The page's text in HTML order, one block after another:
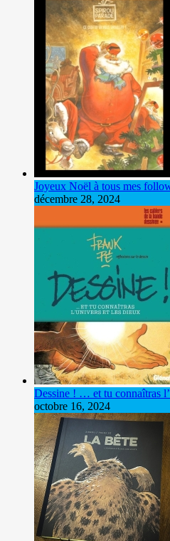
Joyeux Noël à tous mes
décembre 28, 2024
Dessine ! … et tu connaîtras
octobre 16, 2024